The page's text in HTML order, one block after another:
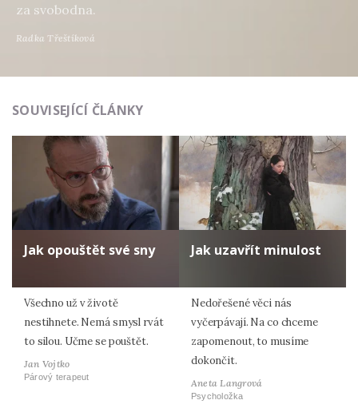
za svobodna.
Radka Třeštíková
SOUVISEJÍCÍ ČLÁNKY
Jak opouštět své sny
Všechno už v životě
nestihnete. Nemá smysl rvát
to silou. Učme se pouštět.
Jan Vojtko
Párový terapeut
Jak uzavřít minulost
Nedořešené věci nás
vyčerpávají. Na co chceme
zapomenout, to musíme
dokončit.
Aneta Langrová
Psycholožka